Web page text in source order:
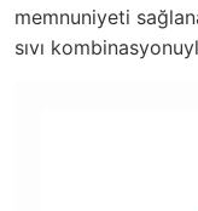
memnuniyeti
sıvı